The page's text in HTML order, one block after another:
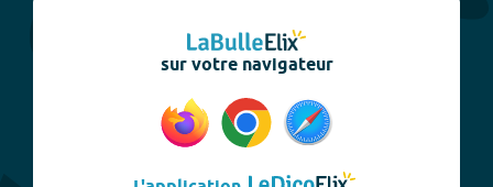
sur votre navigateur